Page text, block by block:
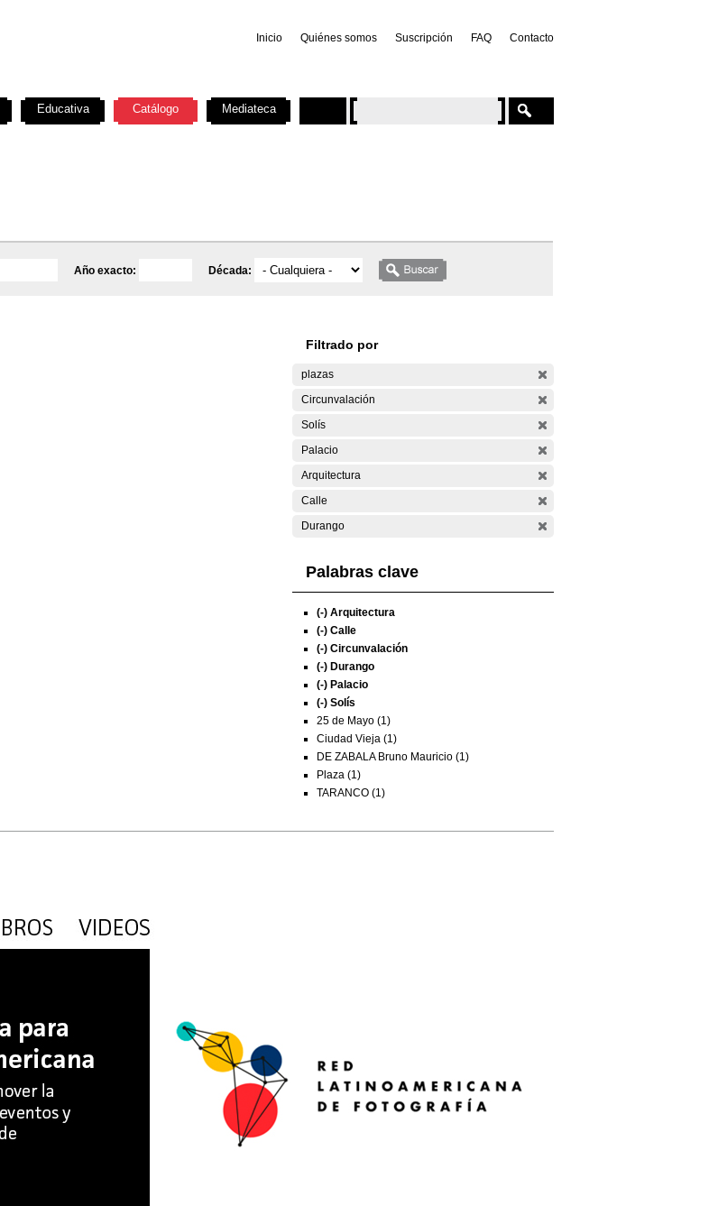
Inicio Quiénes somos Suscripción FAQ Contacto
Año exacto: Década:
Filtrado por
plazas
Circunvalación
Solís
Palacio
Arquitectura
Calle
Durango
Palabras clave
(-) Arquitectura
(-) Calle
(-) Circunvalación
(-) Durango
(-) Palacio
(-) Solís
25 de Mayo (1)
Ciudad Vieja (1)
DE ZABALA Bruno Mauricio (1)
Plaza (1)
TARANCO (1)
Educativa Catálogo Mediateca